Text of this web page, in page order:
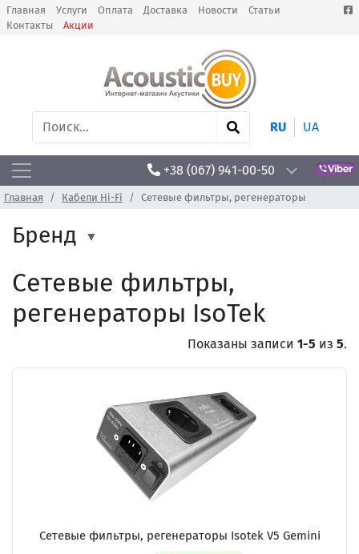
Главная Услуги Оплата Доставка Новости
Статьи
Контакты
Акции
RU UA
+38 (067) 941-00-50
Главная Кабели Hi-Fi Сетевые фильтры, регенераторы
Бренд
Сетевые фильтры,
регенераторы IsoTek
Показаны записи 1-5 из 5.
Сетевые фильтры, регенераторы Isotek V5 Gemini